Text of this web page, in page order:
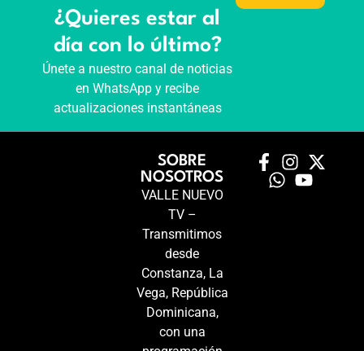
¿Quieres estar al
día con lo último?
Únete a nuestro canal de noticias
en WhatsApp y recibe
actualizaciones instantáneas
SOBRE
NOSOTROS
VALLE NUEVO
TV –
Transmitimos
desde
Constanza, La
Vega, República
Dominicana,
con una